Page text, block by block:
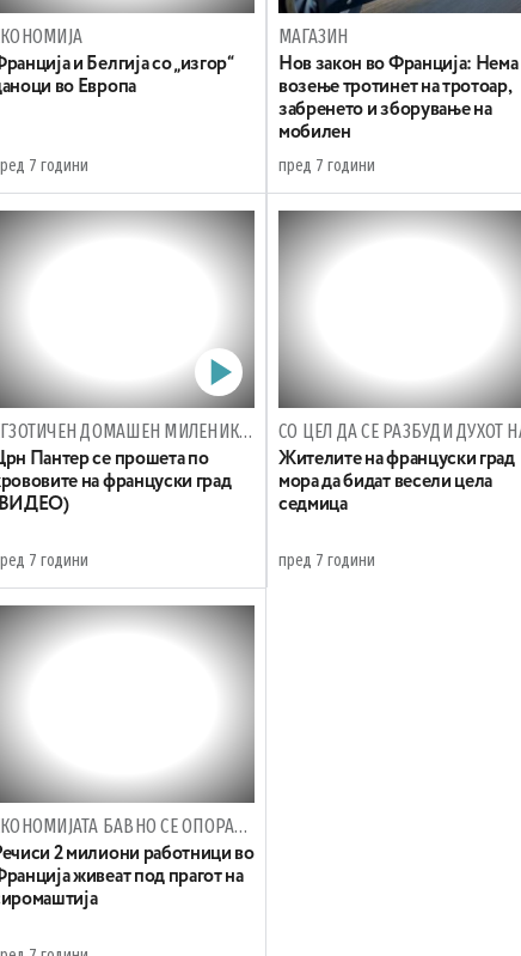
и Белгија со „изгор“
во Европа
7 години
МАГАЗИН
Нов закон во Франција: Нема
возење тротинет на тротоар,
забренето и зборување на
мобилен
пред 7 години
ЕГЗОТИЧЕН ДОМАШЕН МИЛЕНИК ГИ ИСПЛАШИ ГРАЃАНИТЕ
Пантер се прошета по
на француски град
7 години
Жителите на француски град
мора да бидат весели цела
седмица
пред 7 години
ЕКОНОМИЈАТА БАВНО СЕ ОПОРАВУВА
2 милиони работници во
живеат под прагот на